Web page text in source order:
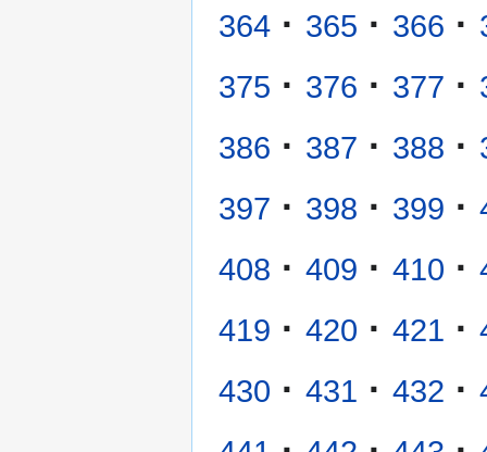
364 · 365 · 366 ·
375 · 376 · 377 ·
386 · 387 · 388 ·
397 · 398 · 399 ·
408 · 409 · 410 ·
419 · 420 · 421 ·
430 · 431 · 432 ·